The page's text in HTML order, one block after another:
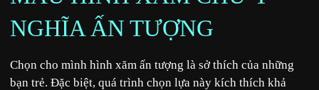
NGHĨA ẤN TƯỢNG
Chọn cho mình hình xăm ấn tượng là sở thích của những
bạn trẻ. Đặc biệt, quá trình chọn lựa này kích thích khả